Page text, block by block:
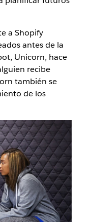
a Shopify
antes de la
Unicorn, hace
recibe
también se
de los